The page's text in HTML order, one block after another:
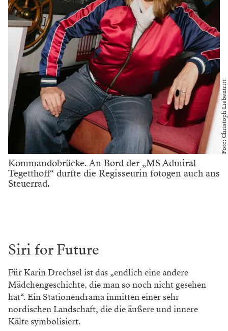
Foto: Christoph Liebentritt
Kommandobrücke. An Bord der „MS Admiral
Tegetthoff“ durfte die Regisseurin fotogen auch ans
Steuerrad.
Siri for Future
Für Karin Drechsel ist das „endlich eine andere
Mädchengeschichte, die man so noch nicht gesehen
hat“. Ein Stationendrama inmitten einer sehr
nordischen Landschaft, die die äußere und innere
Kälte symbolisiert.